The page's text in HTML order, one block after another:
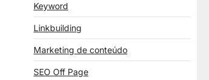
Keyword
Linkbuilding
Marketing de conteúdo
SEO Off Page